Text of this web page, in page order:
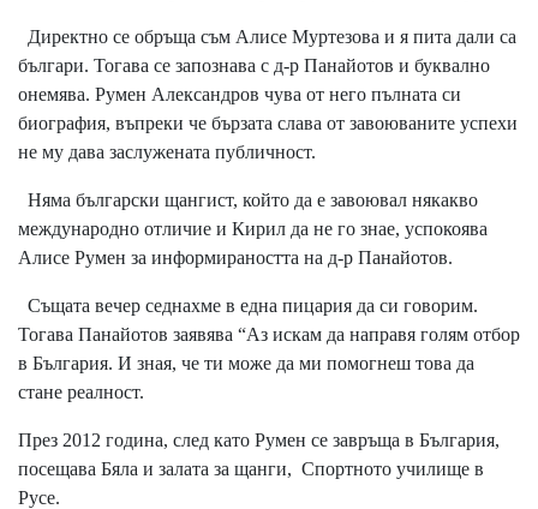
Директно се обръща съм Алисе Муртезова и я пита дали са
българи. Тогава се запознава с д-р Панайотов и буквално
онемява. Румен Александров чува от него пълната си
биография, въпреки че бързата слава от завоюваните успехи
не му дава заслужената публичност.
Няма български щангист, който да е завоювал някакво
международно отличие и Кирил да не го знае, успокоява
Алисе Румен за информираността на д-р Панайотов.
Същата вечер седнахме в една пицария да си говорим.
Тогава Панайотов заявява “Аз искам да направя голям отбор
в България. И зная, че ти може да ми помогнеш това да
стане реалност.
През 2012 година, след като Румен се завръща в България,
посещава Бяла и залата за щанги, Спортното училище в
Русе.